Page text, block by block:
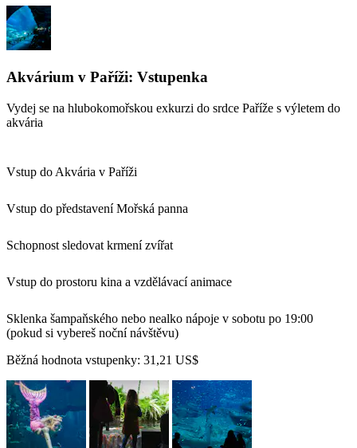
Akvárium v Paříži: Vstupenka
Vydej se na hlubokomořskou exkurzi do srdce Paříže s výletem do
akvária
Vstup do Akvária v Paříži
Vstup do představení Mořská panna
Schopnost sledovat krmení zvířat
Vstup do prostoru kina a vzdělávací animace
Sklenka šampaňského nebo nealko nápoje v sobotu po 19:00
(pokud si vybereš noční návštěvu)
Běžná hodnota vstupenky: 31,21 US$